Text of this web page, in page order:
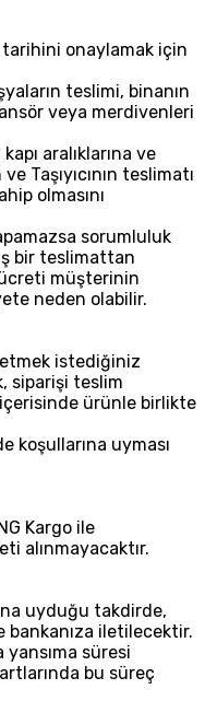
onaylamak için
teslimi, binanın
veya merdivenleri
aralıklarına ve
Taşıyıcının teslimatı
olmasını
sorumluluk
bir teslimattan
müşterinin
neden olabilir.
istediğiniz
siparişi teslim
ürünle birlikte
koşullarına uyması
Kargo ile
alınmayacaktır.
uyduğu takdirde,
iletilecektir.
süresi
bu süreç